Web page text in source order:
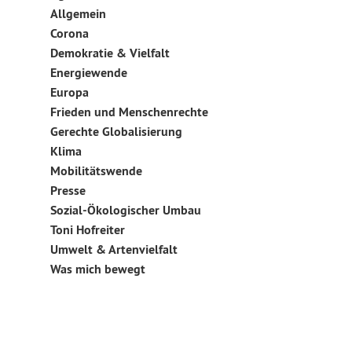
weiterlesen
Allgemein
Corona
Demokratie & Vielfalt
Energiewende
Europa
Frieden und Menschenrechte
Gerechte Globalisierung
Klima
Mobilitätswende
Presse
Sozial-Ökologischer Umbau
Toni Hofreiter
Umwelt & Artenvielfalt
Was mich bewegt